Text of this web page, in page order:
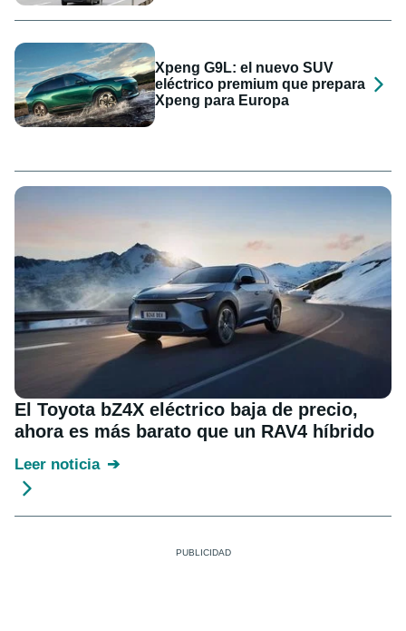
Xpeng G9L: el nuevo SUV
eléctrico premium que prepara
Xpeng para Europa
El Toyota bZ4X eléctrico baja de precio,
ahora es más barato que un RAV4 híbrido
Leer noticia